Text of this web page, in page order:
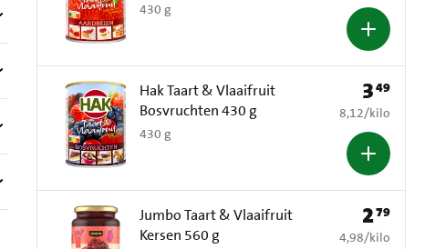
430 g
Hak Taart & Vlaaifruit
Bosvruchten 430 g
430 g
Prijs: € 3,49
349
€ 8,12 per kilo
8,12/kilo
Jumbo Taart & Vlaaifruit
Kersen 560 g
Prijs: € 2,79
279
€ 4,98 per kilo
4,98/kilo